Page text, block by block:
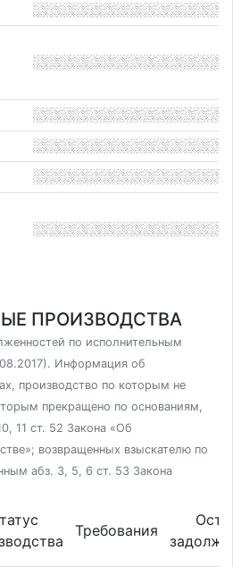
ПРОИЗВОДСТВА
по исполнительным
Информация об
производство по которым не
прекращено по основаниям,
11 ст. 52 Закона «Об
возвращенных взыскателю по
абз. 3, 5, 6 ст. 53 Закона
Требования